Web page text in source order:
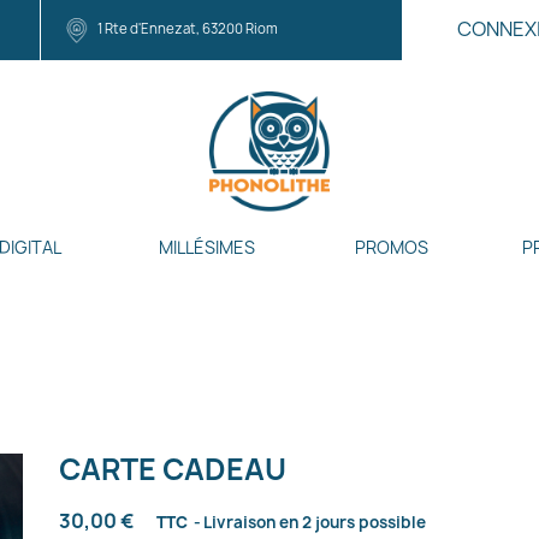
1 Rte d'Ennezat, 63200 Riom
DIGITAL MILLÉSIMES PROMOS
CARTE CADEAU
30,00 € TTC Livraison en 2 jours possible